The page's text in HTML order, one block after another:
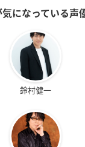
気になっている声
鈴村健一